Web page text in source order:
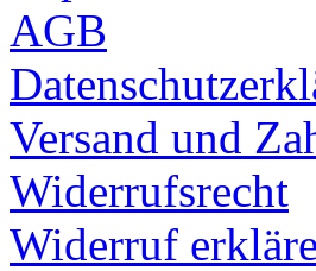
AGB
Versand und
Widerrufsrecht
Widerruf